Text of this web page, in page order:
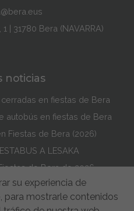
| 31780 Bera (NAVARRA)
noticias
en fiestas de Bera
autobús en fiestas de Bera
Fiestas de Bera (2026)
A LESAKA
de Bera de 2026
Accesibilidad Aviso Legal
su experiencia de
para mostrarle contenidos